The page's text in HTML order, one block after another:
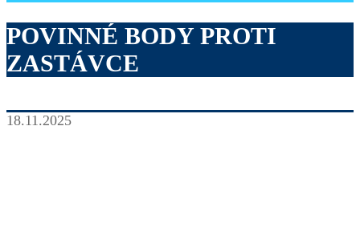
POVINNÉ BODY PROTI
ZASTÁVCE
18.11.2025